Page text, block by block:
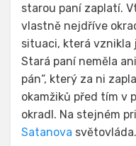
starou paní zaplatí.
vlastně nejdříve
situaci, která vznikla
Stará paní neměla
pán“, který za ni
okamžiků před tím v
okradl. Na stejném
Satanova světovláda.